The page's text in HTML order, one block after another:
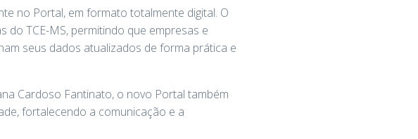
no Portal, em formato totalmente digital. O
TCE-MS, permitindo que empresas e
seus dados atualizados de forma prática e
Cardoso Fantinato, o novo Portal também
fortalecendo a comunicação e a